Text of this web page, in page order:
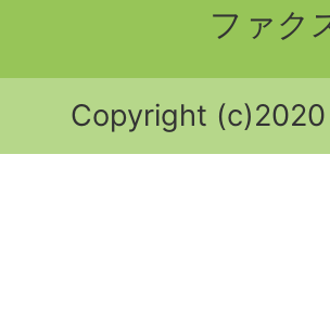
ファク
Copyright (c)2020